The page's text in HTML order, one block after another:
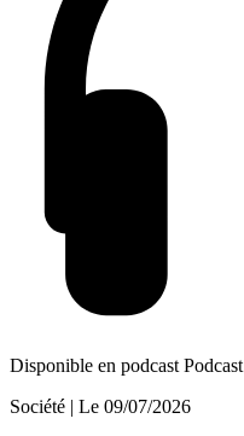
Disponible en podcast Podcast
Société | Le 09/07/2026